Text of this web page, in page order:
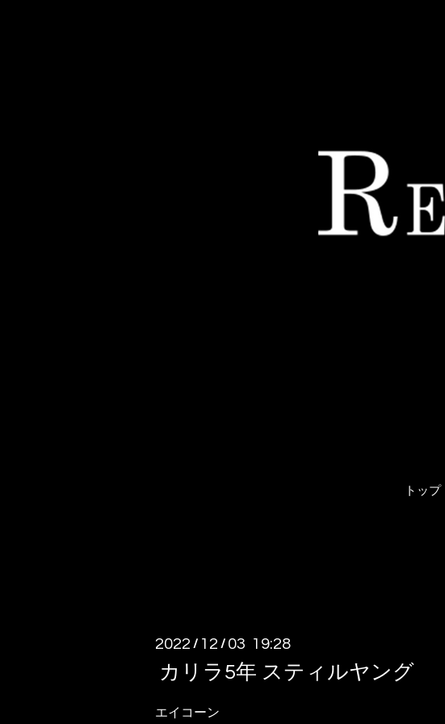
トップ
2022 / 12 / 03 19:28
カリラ5年 スティルヤング
エイコーン